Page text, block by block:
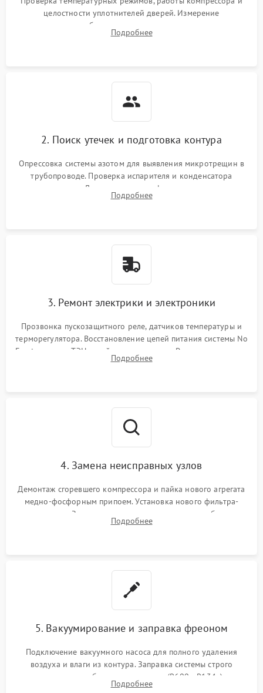
1000 ₽
1800 ₽
целостности уплотнителей дверей. Измерение
сопротивления обмоток мотора, проверка термостата и
считывание кодов ошибок с электронного дисплея.
Подробнее
2. Поиск утечек и подготовка контура
Опрессовка системы азотом для выявления микротрещин в
трубопроводе. Проверка испарителя и конденсатора
течеискателем. Демонтаж старого фильтра-осушителя и
продувка капиллярной трубки для устранения засоров.
Подробнее
3. Ремонт электрики и электроники
Прозвонка пускозащитного реле, датчиков температуры и
терморегулятора. Восстановление цепей питания системы No
Frost, включая ТЭН оттайки и вентилятор. Ремонт или замена
платы управления при сбоях алгоритмов.
Подробнее
4. Замена неисправных узлов
Демонтаж сгоревшего компрессора и пайка нового агрегата
медно-фосфорным припоем. Установка нового фильтра-
осушителя. Замена изношенных вентиляторов обдува,
сломанных заслонок или поврежденных дверных петель.
Подробнее
5. Вакуумирование и заправка фреоном
Подключение вакуумного насоса для полного удаления
воздуха и влаги из контура. Заправка системы строго
дозированным объемом хладагента (R600a, R134a) по
электронным весам. Контроль рабочего давления в системе.
Подробнее